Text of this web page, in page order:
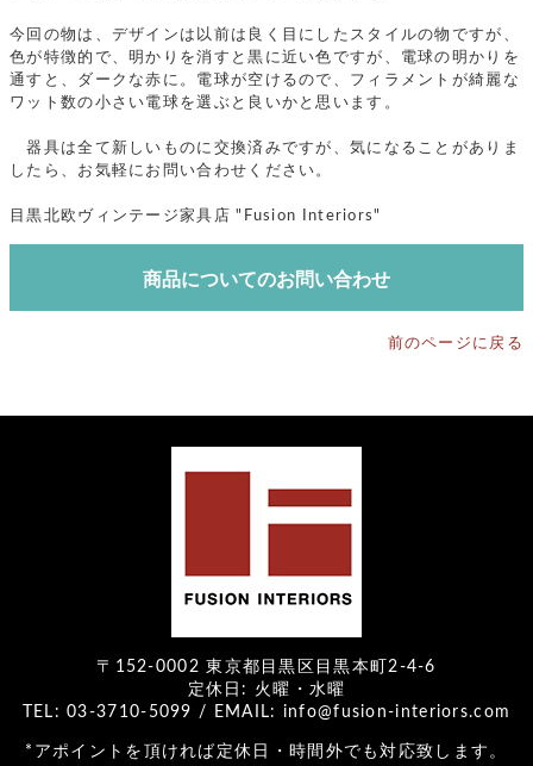
今回の物は、デザインは以前は良く目にしたスタイルの物ですが、
色が特徴的で、明かりを消すと黒に近い色ですが、電球の明かりを
通すと、ダークな赤に。電球が空けるので、フィラメントが綺麗な
ワット数の小さい電球を選ぶと良いかと思います。
器具は全て新しいものに交換済みですが、気になることがありま
したら、お気軽にお問い合わせください。
目黒北欧ヴィンテージ家具店 "Fusion Interiors"
商品についてのお問い合わせ
前のページに戻る
〒152-0002 東京都目黒区目黒本町2-4-6
定休日: 火曜・水曜
TEL: 03-3710-5099 / EMAIL: info@fusion-interiors.com
*アポイントを頂ければ定休日・時間外でも対応致します。